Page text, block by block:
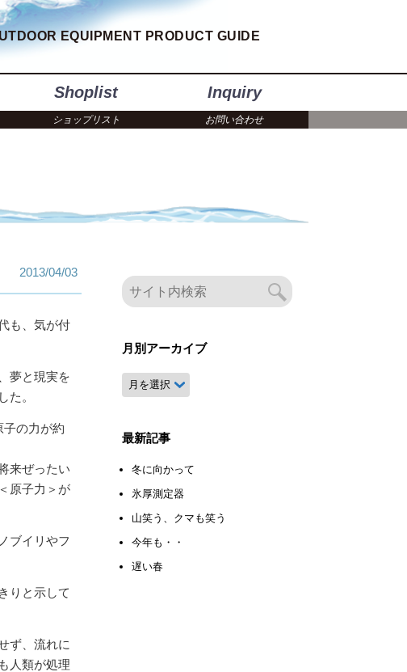
EQUIPMENT PRODUCT GUIDE
Shoplist
ショップリスト
Inquiry
お問い合わせ
2013/04/03
も、気が付
夢と現実を
た。
の力が約
来ぜったい
原子力＞が
ブイリやフ
りと示して
ず、流れに
人類が処理
月別アーカイブ
月
別
ー
イ
ブ
最新記事
冬に向かって
氷厚測定器
山笑う、クマも笑う
今年も・・
遅い春